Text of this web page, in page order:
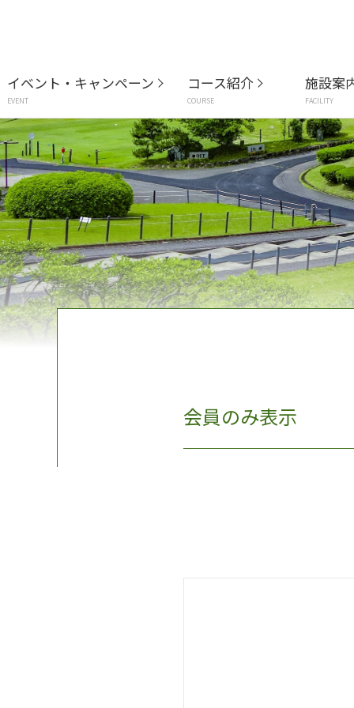
イベント・キャンペーン
EVENT
コース紹介
COURSE
施設案
FACILITY
会員のみ表示